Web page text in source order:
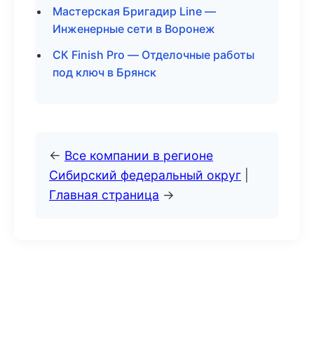
Мастерская Бригадир Line —
Инженерные сети в Воронеж
СК Finish Pro — Отделочные работы
под ключ в Брянск
← Все компании в регионе
Сибирский федеральный округ
Главная страница →